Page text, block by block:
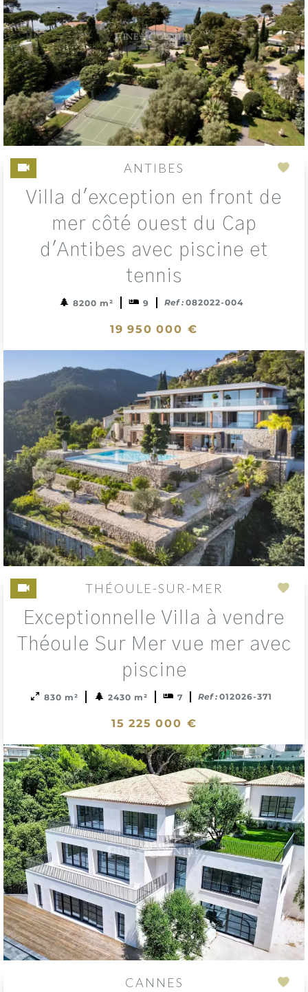
ANTIBES
Villa d'exception en front de
mer côté ouest du Cap
d'Antibes avec piscine et
tennis
to
8200 m² 9 Ref : 082022-004
19 950 000 €
THÉOULE-SUR-MER
Exceptionnelle Villa à vendre
Théoule Sur Mer vue mer avec
piscine
to
830 m² 2430 m² 7 Ref : 012026-371
15 225 000 €
CANNES